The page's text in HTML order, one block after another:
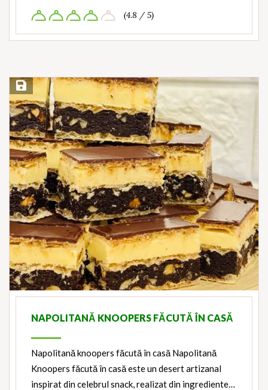
(4.8 / 5)
Save Recipe
NAPOLITANĂ KNOOPERS FĂCUTĂ ÎN CASĂ
Napolitană knoopers făcută în casă Napolitană
Knoopers făcută în casă este un desert artizanal
inspirat din celebrul snack, realizat din ingrediente…